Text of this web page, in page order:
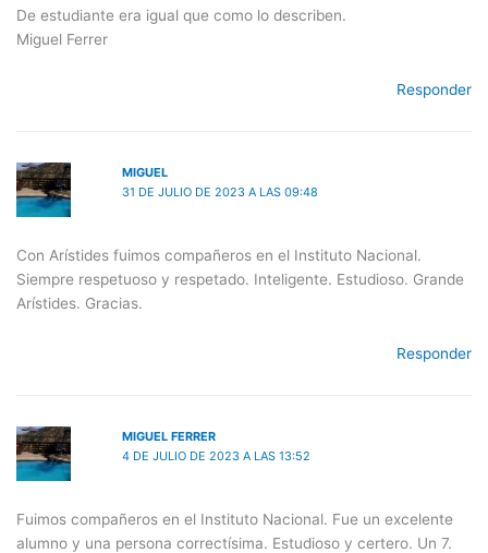
De estudiante era igual que como lo describen.
Miguel Ferrer
Responder
MIGUEL
31 DE JULIO DE 2023 A LAS 09:48
Con Arístides fuimos compañeros en el Instituto Nacional.
Siempre respetuoso y respetado. Inteligente. Estudioso. Grande
Arístides. Gracias.
Responder
MIGUEL FERRER
4 DE JULIO DE 2023 A LAS 13:52
Fuimos compañeros en el Instituto Nacional. Fue un excelente
alumno y una persona correctísima. Estudioso y certero. Un 7.